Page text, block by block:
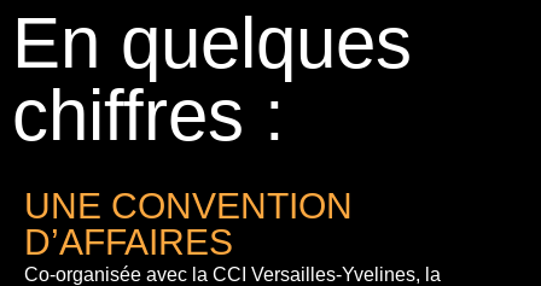
En quelques
chiffres :
UNE CONVENTION
D’AFFAIRES
Co-organisée avec la CCI Versailles-Yvelines, la